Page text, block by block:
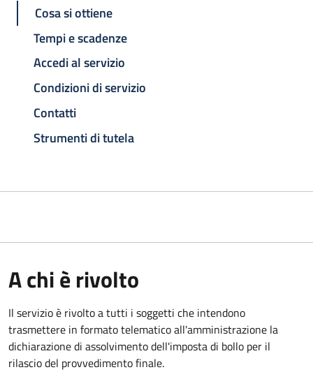
Cosa si ottiene
Tempi e scadenze
Accedi al servizio
Condizioni di servizio
Contatti
Strumenti di tutela
A chi è rivolto
Il servizio è rivolto a tutti i soggetti che intendono
trasmettere in formato telematico all'amministrazione la
dichiarazione di assolvimento dell'imposta di bollo per il
rilascio del provvedimento finale.